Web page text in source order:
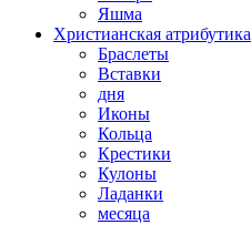
Яшма
Христианская атрибутика
Браслеты
Вставки
дня
Иконы
Кольца
Крестики
Кулоны
Ладанки
месяца